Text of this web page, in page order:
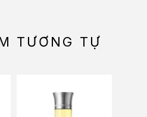
TƯƠNG TỰ